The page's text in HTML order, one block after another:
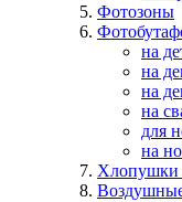
Фотозоны
на
на
на
на
для
на
Хлопушки